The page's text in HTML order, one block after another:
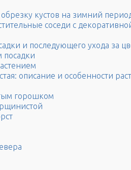
кустов на зимний
соседи с
и последующего ухода за
посадки
описание и особенности
горошком